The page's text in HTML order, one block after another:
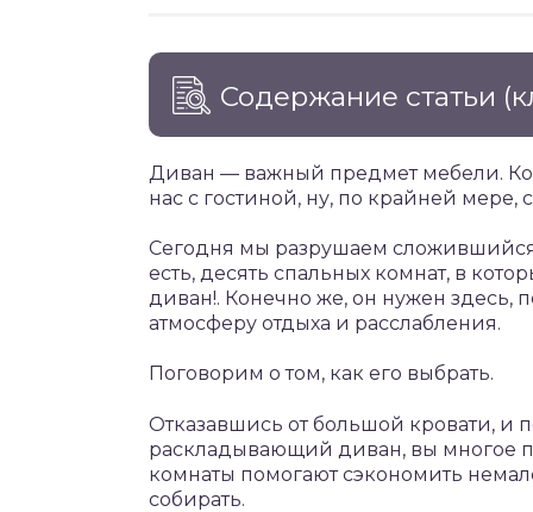
Содержание статьи
Диван — важный предмет мебели.
нас с гостиной, ну, по крайней мере,
Сегодня мы разрушаем
есть, десять спальных комнат, в
диван!. Конечно же, он нужен здесь,
атмосферу отдыха и расслабления.
Поговорим о том, как его выбрать.
Отказавшись от большой кровати, и
раскладывающий диван, вы многое
комнаты помогают сэкономить
собирать.